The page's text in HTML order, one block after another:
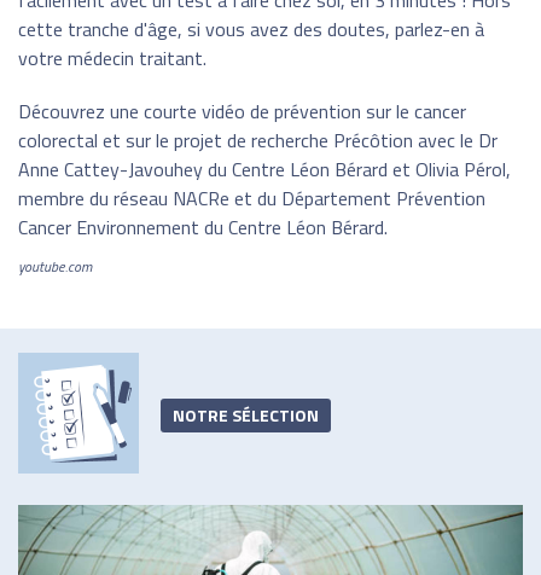
cette tranche d'âge, si vous avez des doutes, parlez-en à
votre médecin traitant.
Découvrez une courte vidéo de prévention sur le cancer
colorectal et sur le projet de recherche Précôtion avec le Dr
Anne Cattey-Javouhey du Centre Léon Bérard et Olivia Pérol,
membre du réseau NACRe et du Département Prévention
Cancer Environnement du Centre Léon Bérard.
youtube.com
NOTRE SÉLECTION